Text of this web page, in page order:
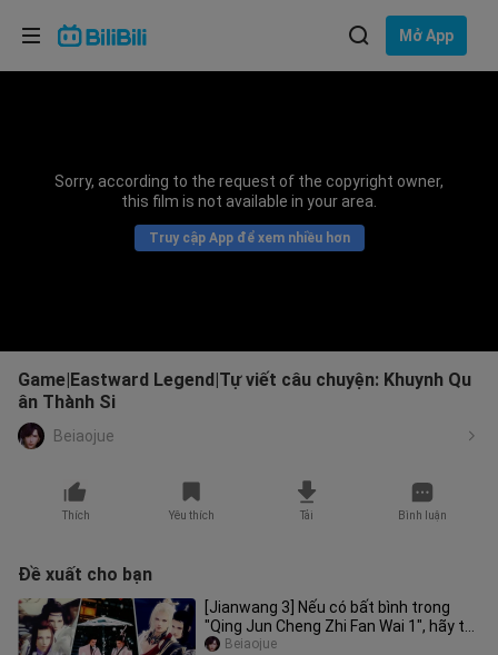
Mở App
Sorry, according to the request of the copyright owner,
this film is not available in your area.
Truy cập App để xem nhiều hơn
Game|Eastward Legend|Tự viết câu chuyện: Khuynh Qu
ân Thành Si
Beiaojue
Thích Yêu thích Tải Bình luận
Đề xuất cho bạn
[Jianwang 3] Nếu có bất bình trong
"Qing Jun Cheng Zhi Fan Wai 1", hãy tự
ý thức một chút! Ngọt ngào
Beiaojue
Lựa chọn ngôn ngữ
Bahasa Indonesia